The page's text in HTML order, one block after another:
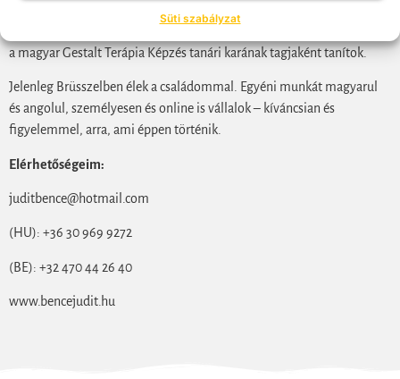
Süti szabályzat
a magyar Gestalt Terápia Képzés tanári karának tagjaként tanítok.
Jelenleg Brüsszelben élek a családommal. Egyéni munkát magyarul
és angolul, személyesen és online is vállalok – kíváncsian és
figyelemmel, arra, ami éppen történik.
Elérhetőségeim:
juditbence@hotmail.com
(HU): +36 30 969 9272
(BE): +32 470 44 26 40
www.bencejudit.hu